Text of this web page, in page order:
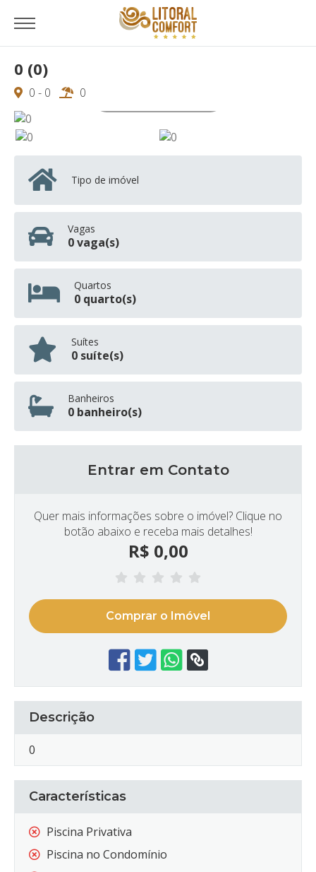
0 (0)
0 - 0 0
Tipo de imóvel
Vagas
0 vaga(s)
Quartos
0 quarto(s)
Suítes
0 suíte(s)
Banheiros
0 banheiro(s)
Entrar em Contato
Quer mais informações sobre o imóvel? Clique no
botão abaixo e receba mais detalhes!
R$ 0,00
Comprar o Imóvel
Descrição
0
Características
Piscina Privativa
Piscina no Condomínio